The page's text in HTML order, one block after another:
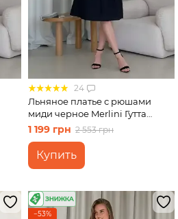
24
Льняное платье с рюшами
миди черное Merlini Гутта
700001241 размер 46-48 (L-XL)
1 199 грн 2 553 грн
Купить
−53%